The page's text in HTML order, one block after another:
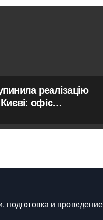
реалізацію
офіс
місто
подготовка и проведение